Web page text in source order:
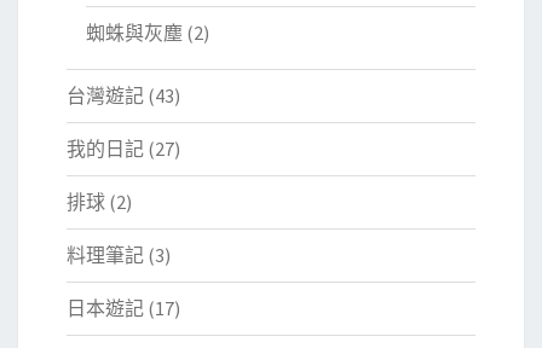
蜘蛛與灰塵 (2)
台灣遊記 (43)
我的日記 (27)
排球 (2)
料理筆記 (3)
日本遊記 (17)